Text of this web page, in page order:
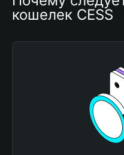
кошелек CESS